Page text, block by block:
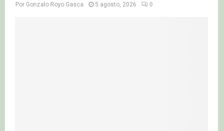
Por Gonzalo Royo Gasca 5 agosto, 2026 0